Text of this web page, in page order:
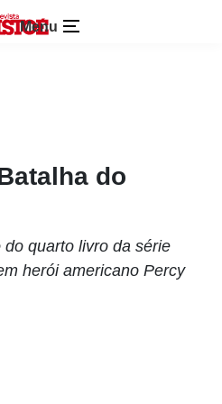
Menu
do
quarto livro da série
herói americano Percy